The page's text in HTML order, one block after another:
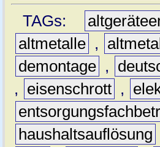
TAGs:
altmetalle ,
demontage ,
,
eisenschrott ,
haushaltsauflösung